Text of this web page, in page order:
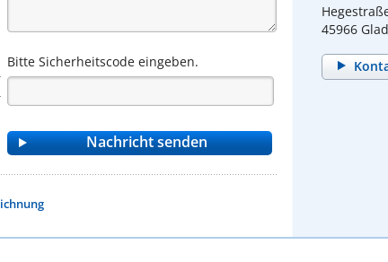
Bitte Sicherheitscode eingeben.
45966